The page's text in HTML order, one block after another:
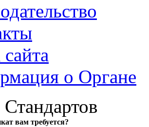
о Органе
вам требуется?